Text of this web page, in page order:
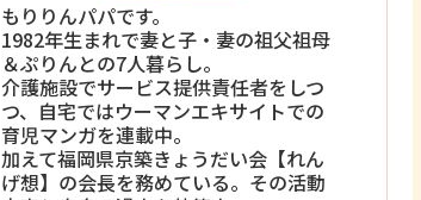
もりりんパパです。
1982年生まれで妻と子・妻の祖父祖母
＆ぷりんとの7人暮らし。
介護施設でサービス提供責任者をしつ
つ、自宅ではウーマンエキサイトでの
育児マンガを連載中。
加えて福岡県京築きょうだい会【れん
げ想】の会長を務めている。その活動